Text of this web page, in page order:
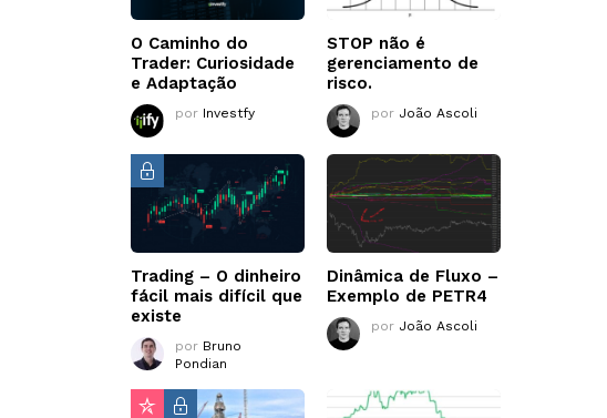
O Caminho do
Trader: Curiosidade
e Adaptação
por Investfy
STOP não é
gerenciamento de
risco.
por João Ascoli
Trading – O dinheiro
fácil mais difícil que
existe
por Bruno
Pondian
Dinâmica de Fluxo –
Exemplo de PETR4
por João Ascoli